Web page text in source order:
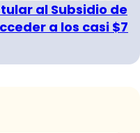
al Subsidio de
a los casi $7